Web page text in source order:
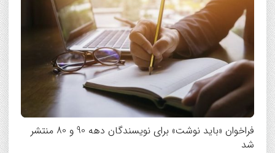
فراخوان «باید نوشت» برای نویسندگان دهه 90 و 80 منتشر
شد